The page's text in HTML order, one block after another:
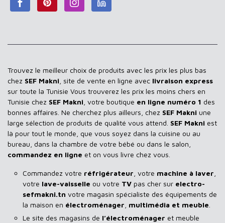
Trouvez le meilleur choix de produits avec les prix les plus bas
chez SEF Makni , site de vente en ligne avec livraison express
sur toute la Tunisie Vous trouverez les prix les moins chers en
Tunisie chez SEF Makni , votre boutique en ligne numéro 1 des
bonnes affaires. Ne cherchez plus ailleurs, chez SEF Makni une
large sélection de produits de qualité vous attend. SEF Makni est
là pour tout le monde, que vous soyez dans la cuisine ou au
bureau, dans la chambre de votre bébé ou dans le salon,
commandez en ligne et on vous livre chez vous.
Commandez votre réfrigérateur , votre machine à laver
votre lave-vaisselle ou votre TV pas cher sur electro-
sefmakni.tn votre magasin spécialiste des équipements de
la maison en électroménager multimédia et meuble
Le site des magasins de l’électroménager et meuble